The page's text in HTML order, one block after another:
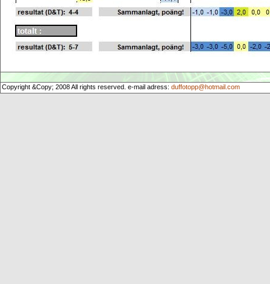
Copyright &Copy; 2008 All rights reserved. e-mail adress: duffotopp@hotmail.com